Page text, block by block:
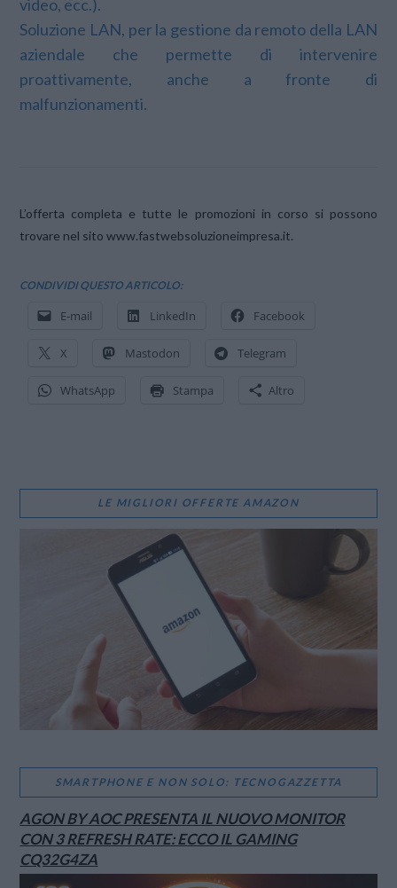
video, ecc.).
Soluzione LAN, per la gestione da remoto della LAN
aziendale che permette di intervenire
proattivamente, anche a fronte di
malfunzionamenti.
L’offerta completa e tutte le promozioni in corso si possono
trovare nel sito www.fastwebsoluzioneimpresa.it.
CONDIVIDI QUESTO ARTICOLO:
E-mail LinkedIn Facebook
X Mastodon Telegram
WhatsApp Stampa Altro
LE MIGLIORI OFFERTE AMAZON
SMARTPHONE E NON SOLO: TECNOGAZZETTA
AGON BY AOC PRESENTA IL NUOVO MONITOR
CON 3 REFRESH RATE: ECCO IL GAMING
CQ32G4ZA